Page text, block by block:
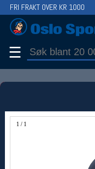
1 / 1
FRI FRAKT OVER KR 1000
☰
Bruk